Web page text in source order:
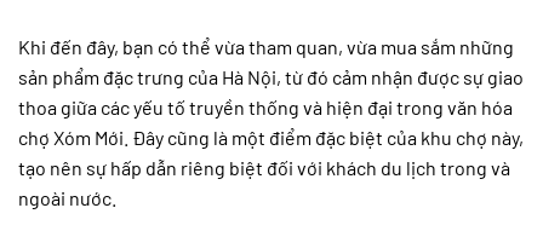
Khi đến đây, bạn có thể vừa tham quan, vừa mua sắm những
sản phẩm đặc trưng của Hà Nội, từ đó cảm nhận được sự giao
thoa giữa các yếu tố truyền thống và hiện đại trong văn hóa
chợ Xóm Mới. Đây cũng là một điểm đặc biệt của khu chợ này,
tạo nên sự hấp dẫn riêng biệt đối với khách du lịch trong và
ngoài nước.